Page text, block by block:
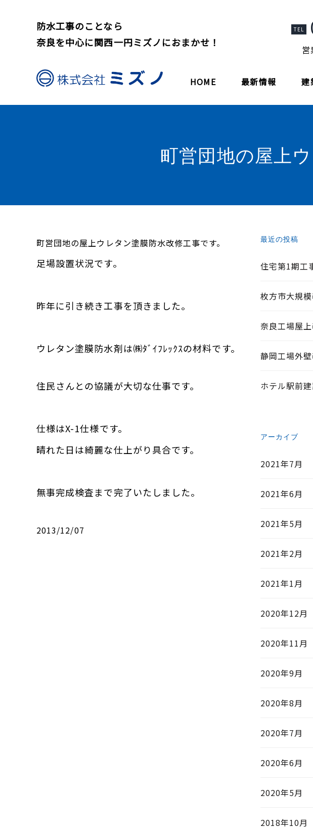
防水工事のことなら
奈良を中心に関西一円ミズノにおまかせ！
TEL
HOME 最新情報 建
町営団地の屋上
町営団地の屋上ウレタン塗膜防水改修工事です。
足場設置状況です。
昨年に引き続き工事を頂きました。
ウレタン塗膜防水剤は㈱ﾀﾞｲﾌﾚｯｸｽの材料です。
住民さんとの協議が大切な仕事です。
仕様はX-1仕様です。
晴れた日は綺麗な仕上がり具合です。
無事完成検査まで完了いたしました。
2013/12/07
最近の投稿
住宅第1期工
枚方市大規模
奈良工場屋上
静岡工場外壁
ホテル駅前建
アーカイブ
2021年7月
2021年6月
2021年5月
2021年2月
2021年1月
2020年12月
2020年11月
2020年9月
2020年8月
2020年7月
2020年6月
2020年5月
2018年10月